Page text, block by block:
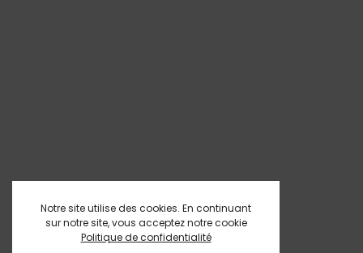
Notre site utilise des cookies. En continuant
sur notre site, vous acceptez notre cookie
Politique de confidentialité